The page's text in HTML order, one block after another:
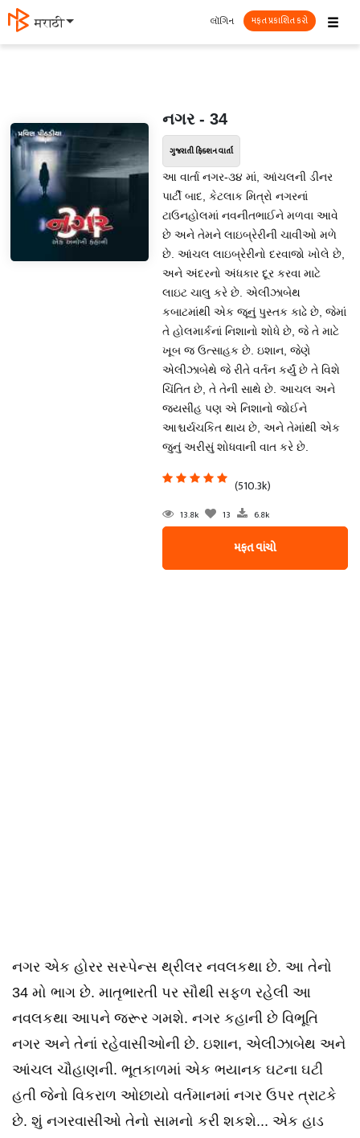
मराठी ☰
લૉગિન મફત પ્રકાશિત કરો
નગર - 34
ગુજરાતી ફિક્શન વાર્તા
આ વાર્તા નગર-૩૪ માં, આંચલની ડીનર
પાર્ટી બાદ, કેટલાક મિત્રો નગરનાં
ટાઉનહોલમાં નવનીતભાઈને મળવા આવે
છે અને તેમને લાઇબ્રેરીની ચાવીઓ મળે
છે. આંચલ લાઇબ્રેરીનો દરવાજો ખોલે છે,
અને અંદરનો અંધકાર દૂર કરવા માટે
લાઇટ ચાલુ કરે છે. એલીઝાબેથ
કબાટમાંથી એક જૂનું પુસ્તક કાઢે છે, જેમાં
તે હોલમાર્કનાં નિશાનો શોધે છે, જે તે માટે
ખૂબ જ ઉત્સાહક છે. ઇશાન, જેણે
એલીઝાબેથે જે રીતે વર્તન કર્યું છે તે વિશે
ચિંતિત છે, તે તેની સાથે છે. આચલ અને
જયસીંહ પણ એ નિશાનો જોઈને
આશ્ચર્યચકિત થાય છે, અને તેમાંથી એક
જુનું અરીસું શોધવાની વાત કરે છે.
(510.3k)
13.8k 13 6.8k
મફત વાંચો
નગર એક હોરર સસ્પેન્સ થ્રીલર નવલકથા છે. આ તેનો
34 મો ભાગ છે. માતૃભારતી પર સૌથી સફળ રહેલી આ
નવલકથા આપને જરૂર ગમશે. નગર કહાની છે વિભૂતિ
નગર અને તેનાં રહેવાસીઓની છે. ઇશાન, એલીઝાબેથ અને
આંચલ ચૌહાણની. ભૂતકાળમાં એક ભયાનક ઘટના ઘટી
હતી જેનો વિકરાળ ઓછાયો વર્તમાનમાં નગર ઉપર ત્રાટકે
છે. શું નગરવાસીઓ તેનો સામનો કરી શકશે... એક હાડ